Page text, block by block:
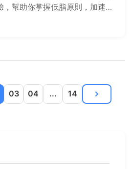
幫助你掌握低脂原則，加速恢
03 04 ... 14